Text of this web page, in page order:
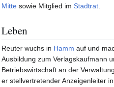
Mitte sowie Mitglied im Stadtrat
Leben
Reuter wuchs in Hamm auf und
Ausbildung zum Verlagskaufmann
Betriebswirtschaft an der
er stellvertretender Anzeigenleiter